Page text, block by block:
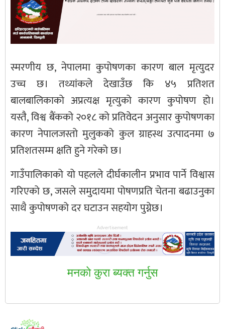
स्मरणीय छ, नेपालमा कुपोषणका कारण बाल मृत्युदर
उच्च छ। तथ्यांकले देखाउँछ कि ४५ प्रतिशत
बालबालिकाको अप्रत्यक्ष मृत्युको कारण कुपोषण हो।
यस्तै, विश्व बैंकको २०१८ को प्रतिवेदन अनुसार कुपोषणका
कारण नेपालजस्तो मुलुकको कुल ग्राहस्थ उत्पादनमा ७
प्रतिशतसम्म क्षति हुने गरेको छ।
गाउँपालिकाको यो पहलले दीर्घकालीन प्रभाव पार्ने विश्वास
गरिएको छ, जसले समुदायमा पोषणप्रति चेतना बढाउनुका
साथै कुपोषणको दर घटाउन सहयोग पुग्नेछ।
Advertisement
मनकाे कुरा ब्यक्त गर्नुस